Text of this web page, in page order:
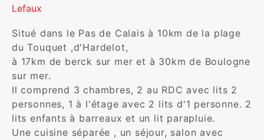
Lefaux
Situé dans le Pas de Calais à 10km de la plage
du Touquet ,d'Hardelot,
à 17km de berck sur mer et à 30km de Boulogne
sur mer.
Il comprend 3 chambres, 2 au RDC avec lits 2
personnes, 1 à l'étage avec 2 lits d'1 personne. 2
lits enfants à barreaux et un lit parapluie.
Une cuisine séparée , un séjour, salon avec